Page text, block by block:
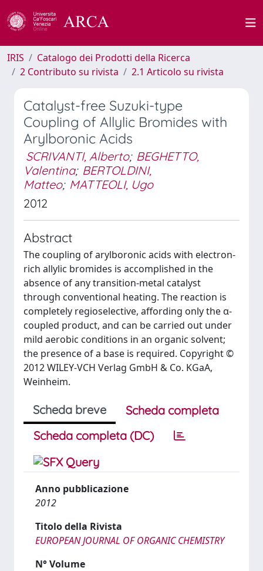
IRIS
Catalogo dei Prodotti della Ricerca
2 Contributo su rivista
2.1 Articolo su rivista
Catalyst-free Suzuki-type
Coupling of Allylic Bromides with
Arylboronic Acids
SCRIVANTI, Alberto; BEGHETTO,
Valentina; BERTOLDINI,
Matteo; MATTEOLI, Ugo
2012
Abstract
The coupling of arylboronic acids with electron-
rich allylic bromides is accomplished in the
absence of any transition-metal catalyst
through conventional heating. The reaction is
completely regioselective, affording only the α-
coupled product, and can be carried out under
mild aerobic conditions in an organic solvent;
the presence of a base is required. Copyright ©
2012 WILEY-VCH Verlag GmbH & Co. KGaA,
Weinheim.
Scheda breve
Scheda completa
Scheda completa (DC)
Anno pubblicazione
2012
Titolo della Rivista
EUROPEAN JOURNAL OF ORGANIC CHEMISTRY
N° Volume